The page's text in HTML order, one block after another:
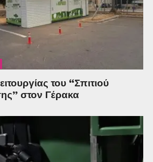
του “Σπιτιού
στον Γέρακα